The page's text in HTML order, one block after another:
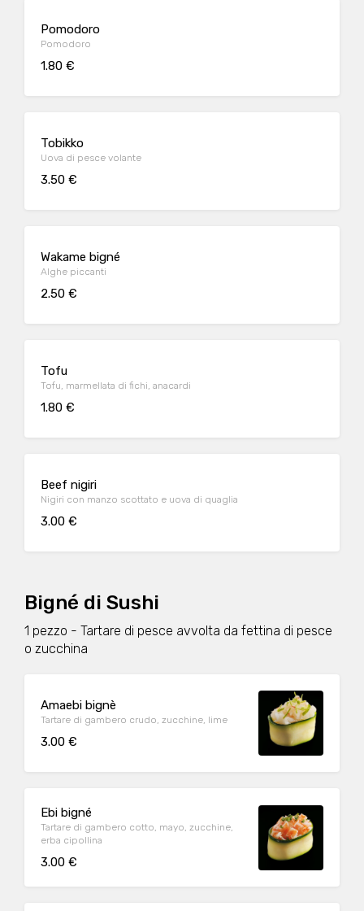
Pomodoro
Pomodoro
1.80 €
Tobikko
Uova di pesce volante
3.50 €
Wakame bigné
Alghe piccanti
2.50 €
Tofu
Tofu, marmellata di fichi, anacardi
1.80 €
Beef nigiri
Nigiri con manzo scottato e uova di quaglia
3.00 €
Bigné di Sushi
1 pezzo - Tartare di pesce avvolta da fettina di pesce
o zucchina
Amaebi bignè
Tartare di gambero crudo, zucchine, lime
3.00 €
Ebi bigné
Tartare di gambero cotto, mayo, zucchine,
erba cipollina
3.00 €